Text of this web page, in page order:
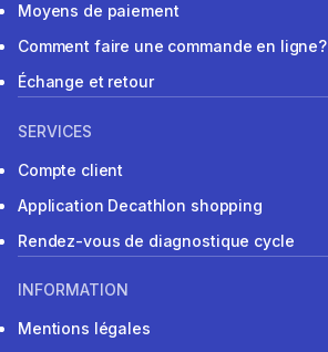
Moyens de paiement
Comment faire une commande en ligne?
Échange et retour
SERVICES
Compte client
Application Decathlon shopping
Rendez-vous de diagnostique cycle
INFORMATION
Mentions légales